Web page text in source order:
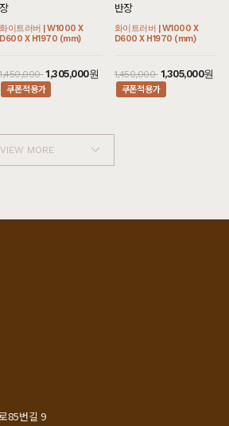
장
화이트러버 | W1000 X
D600 X H1970 (mm)
1,450,000 1,305,000원
쿠폰적용가
반장
화이트러버 | W1000 X
D600 X H1970 (mm)
1,450,000 1,305,000원
쿠폰적용가
VIEW MORE
85번길 9